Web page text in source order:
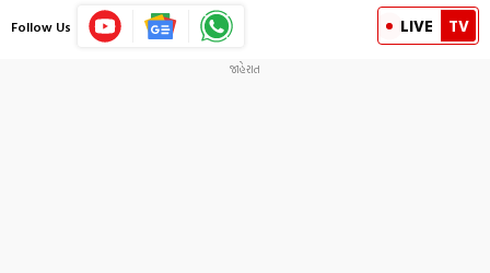
Follow Us LIVE TV